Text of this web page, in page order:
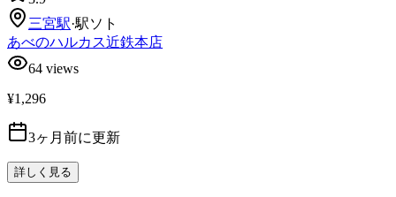
三宮駅·駅ソト
あべのハルカス近鉄本店
64 views
¥1,296
3ヶ月前に更新
詳しく見る